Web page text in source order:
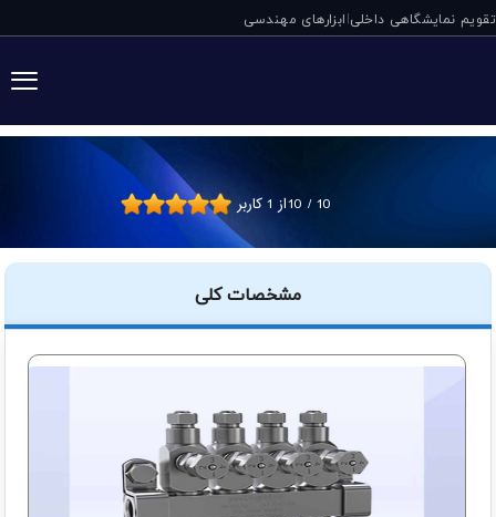
تقویم نمایشگاهی داخلی|ابزارهای مهندسی
انژکتور گریس DL32 دروپسا ایتالیا 10 / 10 از 1کاربر
مشخصات کلی